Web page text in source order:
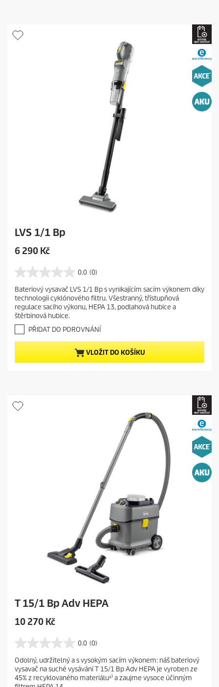
p
r
.
LVS 1/1 Bp
C
r
e
n
t
p
r
o
d
p
r
6 290 Kč
0.0 (0)
0
.
0
z
5
h
z
d
i
.
Bateriový vysavač LVS 1/1 Bp s vynikajícím sacím výkonem díky
technologii cyklónového filtru. Všestranný, třístupňová
regulace sacího výkonu, HEPA 13, podlahová hubice a
štěrbinová hubice.
PŘIDAT DO POROVNÁNÍ
VLOŽIT DO KOŠÍKU
T 15/1 Bp Adv HEPA
C
r
e
n
10 270 Kč
0.0 (0)
0
.
0
z
5
Odolný, udržitelný a s vysokým sacím výkonem: náš bateriový
vysavač na suché vysávání T 15/1 Bp Adv HEPA je vyroben ze
45% z recyklovaného materiálu¹⁾ a zaujme vysoce účinným